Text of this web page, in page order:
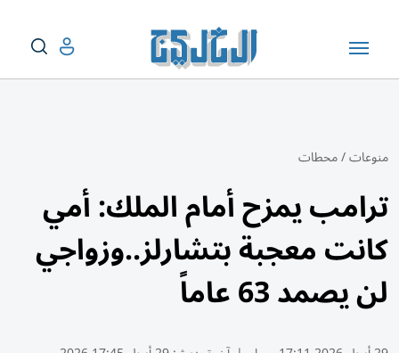
منوعات/محطات
ترامب يمزح أمام الملك: أمي
كانت معجبة بتشارلز..وزواجي
لن يصمد 63 عاماً